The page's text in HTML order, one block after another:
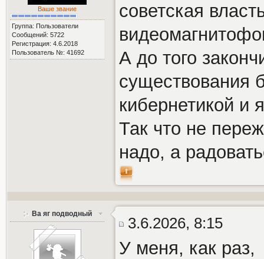
Ваше звание
Группа: Пользователи
Сообщений: 5722
Регистрация: 4.6.2018
Пользователь №: 41692
советская
А до того
существования
кибернетикой и
Так что не
надо, а
Ва яг подводный
3.6.2026, 8:15
У меня, как раз,